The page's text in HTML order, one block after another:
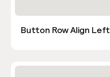
Button Row Align Left